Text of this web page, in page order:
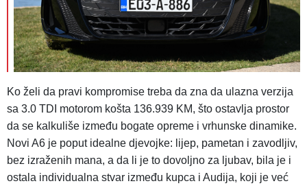
Ko želi da pravi kompromise treba da zna da ulazna verzija
sa 3.0 TDI motorom košta 136.939 KM, što ostavlja prostor
da se kalkuliše između bogate opreme i vrhunske dinamike.
Novi A6 je poput idealne djevojke: lijep, pametan i zavodljiv,
bez izraženih mana, a da li je to dovoljno za ljubav, bila je i
ostala individualna stvar između kupca i Audija, koji je već